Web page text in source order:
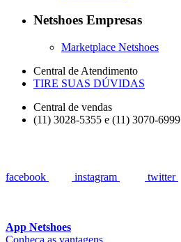
Netshoes Empresas
Marketplace Netshoes
Central de Atendimento
TIRE SUAS DÚVIDAS
Central de vendas
(11) 3028-5355 e (11) 3070-6999
facebook instagram twitter
App Netshoes
Conheça as vantagens